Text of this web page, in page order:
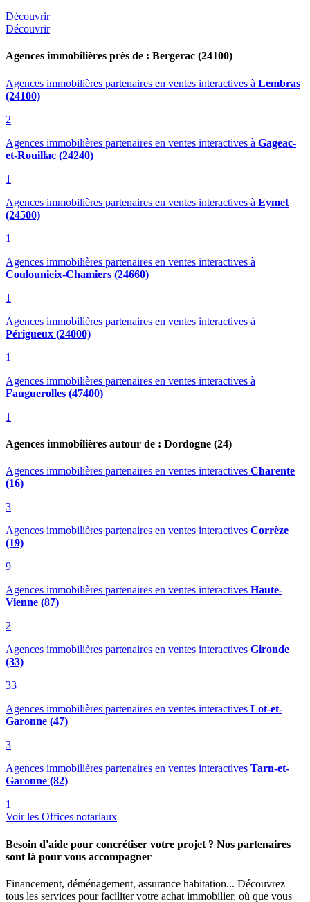
Découvrir
Découvrir
Agences immobilières près de : Bergerac (24100)
Agences immobilières partenaires en ventes interactives à Lembras
(24100)
2
Agences immobilières partenaires en ventes interactives à Gageac-
et-Rouillac (24240)
1
Agences immobilières partenaires en ventes interactives à Eymet
(24500)
1
Agences immobilières partenaires en ventes interactives à
Coulounieix-Chamiers (24660)
1
Agences immobilières partenaires en ventes interactives à
Périgueux (24000)
1
Agences immobilières partenaires en ventes interactives à
Fauguerolles (47400)
1
Agences immobilières autour de : Dordogne (24)
Agences immobilières partenaires en ventes interactives Charente
(16)
3
Agences immobilières partenaires en ventes interactives Corrèze
(19)
9
Agences immobilières partenaires en ventes interactives Haute-
Vienne (87)
2
Agences immobilières partenaires en ventes interactives Gironde
(33)
33
Agences immobilières partenaires en ventes interactives Lot-et-
Garonne (47)
3
Agences immobilières partenaires en ventes interactives Tarn-et-
Garonne (82)
1
Voir les Offices notariaux
Besoin d'aide pour concrétiser votre projet ? Nos partenaires
sont là pour vous accompagner
Financement, déménagement, assurance habitation... Découvrez
tous les services pour faciliter votre achat immobilier, où que vous